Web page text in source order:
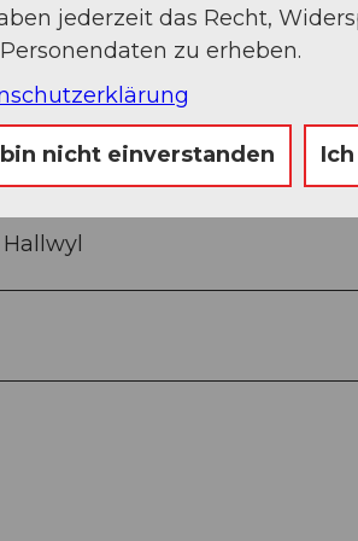
sich beim Schloss Hallwyl
jederzeit das Recht,
zu erheben.
nicht einverstanden